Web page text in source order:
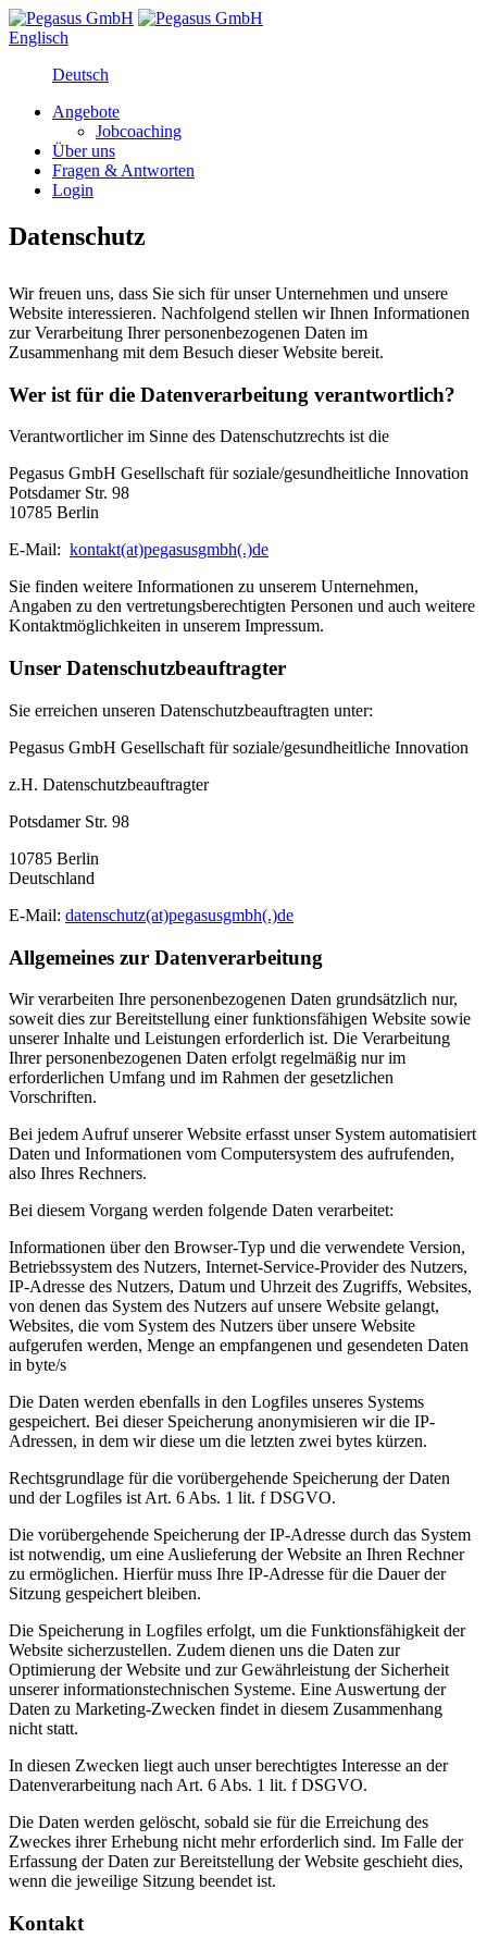
Englisch
Deutsch
Angebote
Jobcoaching
Über uns
Fragen & Antworten
Login
Datenschutz
Wir freuen uns, dass Sie sich für unser Unternehmen und unsere
Website interessieren. Nachfolgend stellen wir Ihnen Informationen
zur Verarbeitung Ihrer personenbezogenen Daten im
Zusammenhang mit dem Besuch dieser Website bereit.
Wer ist für die Datenverarbeitung verantwortlich?
Verantwortlicher im Sinne des Datenschutzrechts ist die
Pegasus GmbH Gesellschaft für soziale/gesundheitliche Innovation
Potsdamer Str. 98
10785 Berlin
E-Mail: kontakt(at)pegasusgmbh(.)de
Sie finden weitere Informationen zu unserem Unternehmen,
Angaben zu den vertretungsberechtigten Personen und auch weitere
Kontaktmöglichkeiten in unserem Impressum.
Unser Datenschutzbeauftragter
Sie erreichen unseren Datenschutzbeauftragten unter:
Pegasus GmbH Gesellschaft für soziale/gesundheitliche Innovation
z.H. Datenschutzbeauftragter
Potsdamer Str. 98
10785 Berlin
Deutschland
E-Mail: datenschutz(at)pegasusgmbh(.)de
Allgemeines zur Datenverarbeitung
Wir verarbeiten Ihre personenbezogenen Daten grundsätzlich nur,
soweit dies zur Bereitstellung einer funktionsfähigen Website sowie
unserer Inhalte und Leistungen erforderlich ist. Die Verarbeitung
Ihrer personenbezogenen Daten erfolgt regelmäßig nur im
erforderlichen Umfang und im Rahmen der gesetzlichen
Vorschriften.
Bei jedem Aufruf unserer Website erfasst unser System automatisiert
Daten und Informationen vom Computersystem des aufrufenden,
also Ihres Rechners.
Bei diesem Vorgang werden folgende Daten verarbeitet:
Informationen über den Browser-Typ und die verwendete Version,
Betriebssystem des Nutzers, Internet-Service-Provider des Nutzers,
IP-Adresse des Nutzers, Datum und Uhrzeit des Zugriffs, Websites,
von denen das System des Nutzers auf unsere Website gelangt,
Websites, die vom System des Nutzers über unsere Website
aufgerufen werden, Menge an empfangenen und gesendeten Daten
in byte/s
Die Daten werden ebenfalls in den Logfiles unseres Systems
gespeichert. Bei dieser Speicherung anonymisieren wir die IP-
Adressen, in dem wir diese um die letzten zwei bytes kürzen.
Rechtsgrundlage für die vorübergehende Speicherung der Daten
und der Logfiles ist Art. 6 Abs. 1 lit. f DSGVO.
Die vorübergehende Speicherung der IP-Adresse durch das System
ist notwendig, um eine Auslieferung der Website an Ihren Rechner
zu ermöglichen. Hierfür muss Ihre IP-Adresse für die Dauer der
Sitzung gespeichert bleiben.
Die Speicherung in Logfiles erfolgt, um die Funktionsfähigkeit der
Website sicherzustellen. Zudem dienen uns die Daten zur
Optimierung der Website und zur Gewährleistung der Sicherheit
unserer informationstechnischen Systeme. Eine Auswertung der
Daten zu Marketing-Zwecken findet in diesem Zusammenhang
nicht statt.
In diesen Zwecken liegt auch unser berechtigtes Interesse an der
Datenverarbeitung nach Art. 6 Abs. 1 lit. f DSGVO.
Die Daten werden gelöscht, sobald sie für die Erreichung des
Zweckes ihrer Erhebung nicht mehr erforderlich sind. Im Falle der
Erfassung der Daten zur Bereitstellung der Website geschieht dies,
wenn die jeweilige Sitzung beendet ist.
Kontakt